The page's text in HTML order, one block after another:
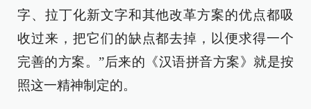
字、拉丁化新文字和其他改革方案的优点都吸
收过来，把它们的缺点都去掉，以便求得一个
完善的方案。”后来的《汉语拼音方案》就是按
照这一精神制定的。